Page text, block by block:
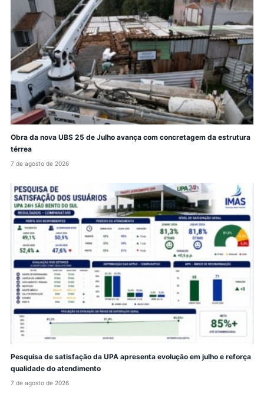
Obra da nova UBS 25 de Julho avança com concretagem da estrutura
térrea
7 de agosto de 2026
Pesquisa de satisfação da UPA apresenta evolução em julho e reforça
qualidade do atendimento
7 de agosto de 2026